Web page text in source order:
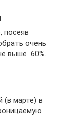
очень
выше 60%.
(в марте) в